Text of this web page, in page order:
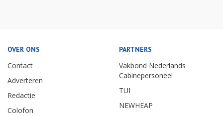
OVER ONS
Contact
Adverteren
Redactie
Colofon
PARTNERS
Vakbond Nederlands
Cabinepersoneel
TUI
NEWHEAP